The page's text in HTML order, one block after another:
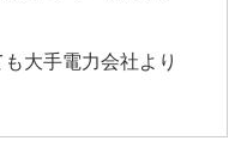
大手電力会社より